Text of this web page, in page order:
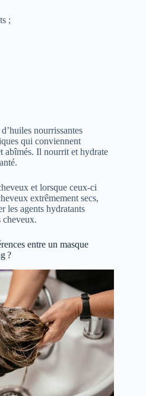
;
nourrissantes
qui conviennent
abîmés. Il nourrit et hydrate
et lorsque ceux-ci
extrêmement secs,
les agents hydratants
cheveux.
entre un masque
?